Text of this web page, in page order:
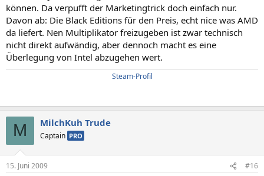
können. Da verpufft der Marketingtrick doch einfach nur.
Davon ab: Die Black Editions für den Preis, echt nice was AMD
da liefert. Nen Multiplikator freizugeben ist zwar technisch
nicht direkt aufwändig, aber dennoch macht es eine
Überlegung von Intel abzugehen wert.
Steam-Profil
M MilchKuh Trude
Captain PRO
15. Juni 2009 #16